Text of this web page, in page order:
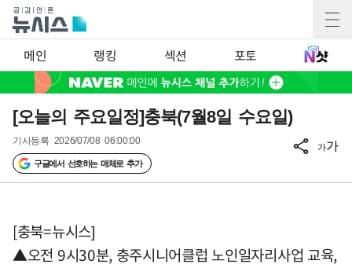
메인 랭킹 섹션 포토
[오늘의 주요일정]충북(7월8일 수요일)
기사등록 2026/07/08 06:00:00
구글에서 선호하는 매체로 추가
가가
[충북=뉴시스]
▲오전 9시30분, 충주시니어클럽 노인일자리사업 교육,